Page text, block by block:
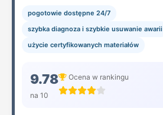
pogotowie dostępne 24/7
szybka diagnoza i szybkie usuwanie awarii
użycie certyfikowanych materiałów
9.78
na 10
Ocena w rankingu